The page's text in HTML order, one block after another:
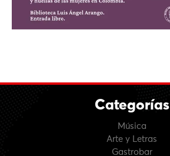
Categorías
Música
Arte y Letras
Gastrobar